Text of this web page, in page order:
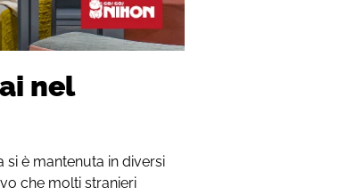
nel
è mantenuta in diversi
che molti stranieri